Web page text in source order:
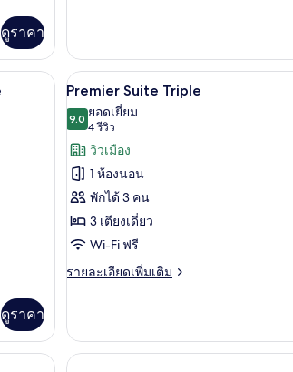
ดูราคา
เกี่ยว
กับ
[Lucky
Surprise
PKG]
Premier
Deluxe
Family
Twin
ห้องพัก, โต๊ะทำงาน, ผ้าม่านกันแสง
ดูราคา
เปิด
ภาพถ่าย
ทั้งหมด
ของ
Premier
Suite
Triple
ผ้านวม
6
Premier Suite Triple
9.09.0 จาก 10
ยอดเยี่ยม
4 รีวิว
(4
รีวิว)
วิวเมือง
1 ห้องนอน
พักได้ 3 คน
3 เตียงเดี่ยว
Wi-Fi ฟรี
รายละเอียดเพิ่มเติม
ราย
เกี่ยว
กับ